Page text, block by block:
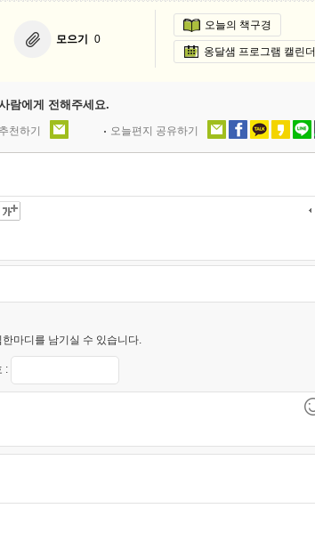
모으기 0
오늘의 책구경
옹달샘 프로그램 캘린더
람에게 전해주세요.
천하기 오늘편지 공유하기
마디를 남기실 수 있습니다.
: